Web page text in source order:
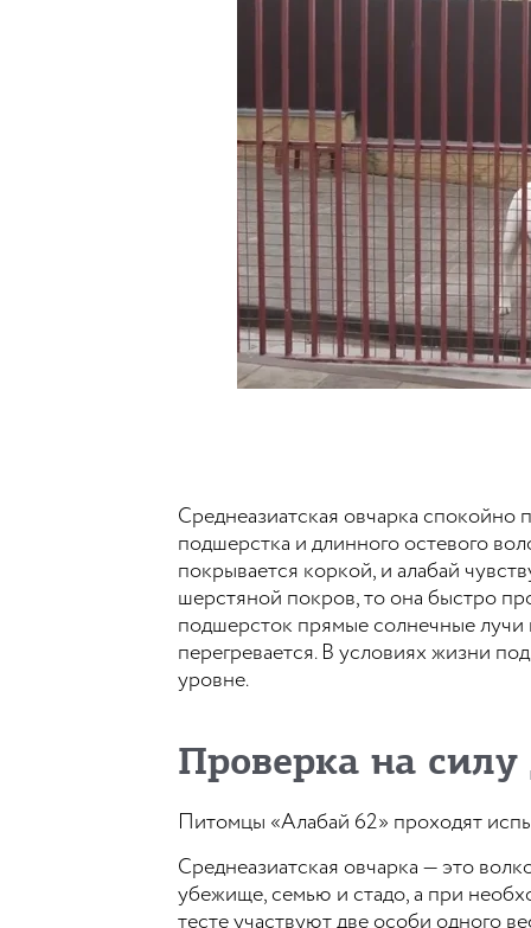
Среднеазиатская овчарка спокойно
подшерстка и длинного остевого
покрывается коркой, и алабай
шерстяной покров, то она быстро
подшерсток прямые солнечные лучи
перегревается. В условиях жизни
уровне.
Проверка на
Питомцы «Алабай 62» проходят
Среднеазиатская овчарка — это
убежище, семью и стадо, а при
тесте участвуют две особи одного